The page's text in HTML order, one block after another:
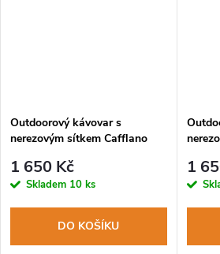
Outdoorový kávovar s
nerezovým sítkem Cafflano
1 650 Kč
Skladem 10 ks
DO KOŠÍKU
1